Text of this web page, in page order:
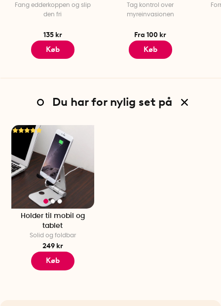
Fang edderkoppen og slip
den fri
135 kr
Køb
Tag kontrol over
myreinvasionen
Fra 100 kr
Køb
Du har for nylig set på
Holder til mobil og
tablet
Solid og foldbar
249 kr
Køb